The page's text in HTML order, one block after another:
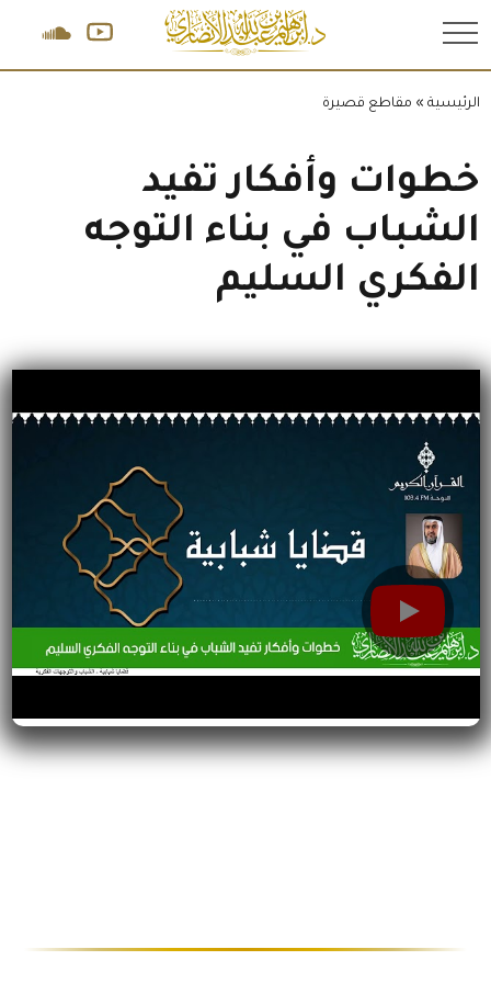
الرئيسية » مقاطع قصيرة
خطوات وأفكار تفيد
الشباب في بناء التوجه
الفكري السليم